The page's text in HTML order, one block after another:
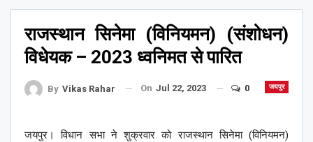
राजस्थान सिनेमा (विनियमन) (संशोधन)
विधेयक – 2023 ध्वनिमत से पारित
जयपुर
By Vikas Rahar On Jul 22, 2023 0
जयपुर। विधान सभा ने शुक्रवार को राजस्थान सिनेमा (विनियमन)